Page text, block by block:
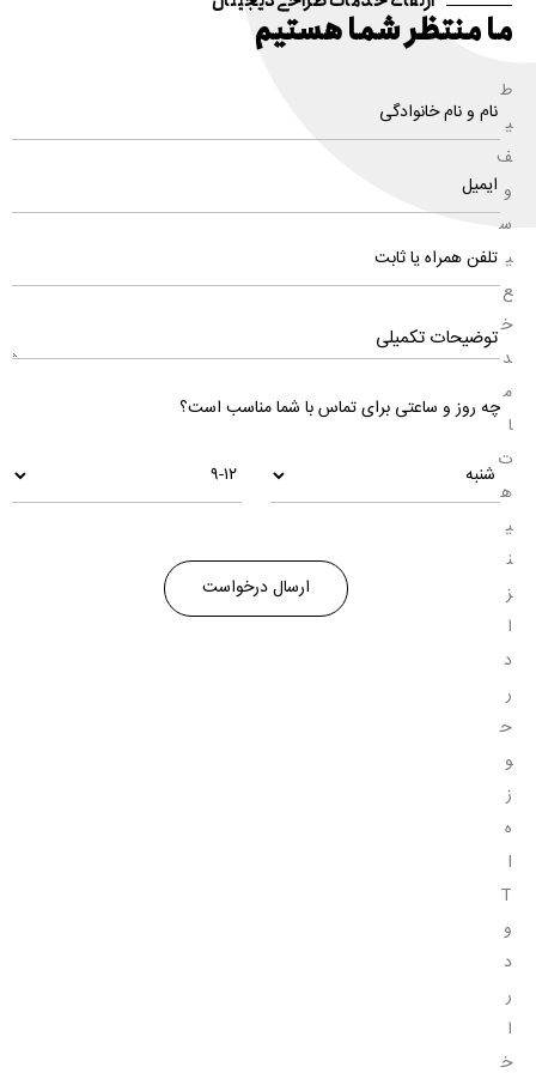
ما منتظر شما هستیم
ط
ی
ف
و
س
ی
ع
خ
د
م
ا
ت
ه
ی
ن
ز
ا
د
ر
ح
و
ز
ه
I
T
و
د
ر
ا
خ
چه روز و ساعتی برای تماس با شما مناسب است؟